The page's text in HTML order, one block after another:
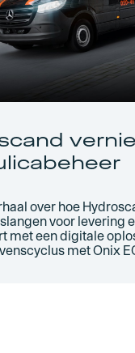
over hoe
voor levering
met een digitale
met Onix